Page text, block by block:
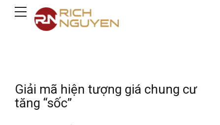
Giải mã hiện tượng giá chung cư
tăng “sốc”